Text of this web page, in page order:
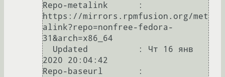
Repo-metalink      :
https://mirrors.rpmfusion.org/met
alink?repo=nonfree-fedora-
31&arch=x86_64
2020 20:04:42
Repo-baseurl       :